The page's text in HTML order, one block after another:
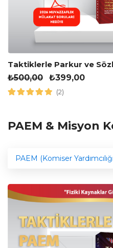
Taktiklerle Parkur ve
₺500,00 ₺399,00
(2)
PAEM & Misyon
PAEM (Komiser